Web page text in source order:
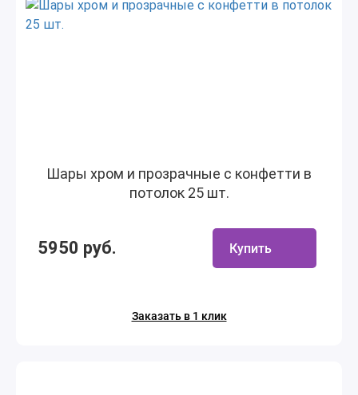
Шары хром и прозрачные с конфетти в
потолок 25 шт.
5950 руб. Купить
Заказать в 1 клик